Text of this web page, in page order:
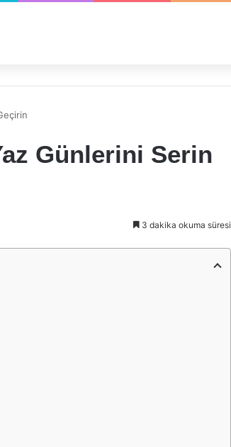
Günlerini Serin
3 dakika okuma süresi